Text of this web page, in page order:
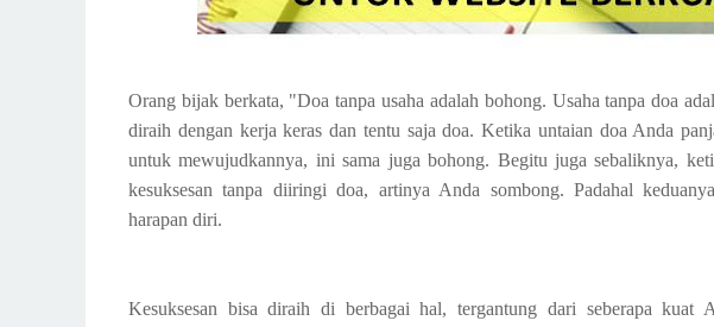
Orang bijak berkata, "Doa tanpa usaha adalah bohong. Usaha tanpa doa
diraih dengan kerja keras dan tentu saja doa. Ketika untaian doa Anda
untuk mewujudkannya, ini sama juga bohong. Begitu juga sebaliknya,
kesuksesan tanpa diiringi doa, artinya Anda sombong. Padahal
harapan diri.
Kesuksesan bisa diraih di berbagai hal, tergantung dari seberapa kuat